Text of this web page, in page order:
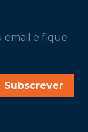
email e fique
Subscrever